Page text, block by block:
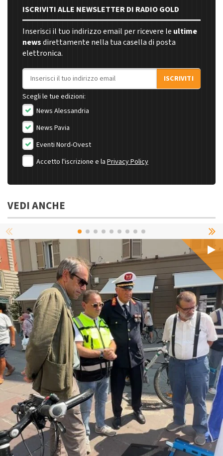
ISCRIVITI ALLE NEWSLETTER DI RADIO GOLD
Inserisci il tuo indirizzo email per ricevere le ultime
newsdirettamente nella tua casella di posta
elettronica.
Indirizzo email
ISCRIVITI
Scegli le tue edizioni:
News Alessandria
News Pavia
Eventi Nord-Ovest
Accetto l'iscrizione e la Privacy Policy
VEDI ANCHE